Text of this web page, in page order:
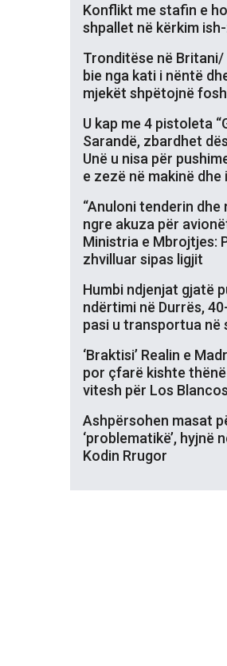
Konflikt me stafin e
shpallet në kërkim
Tronditëse në
bie nga kati i nëntë
mjekët shpëtojnë
U kap me 4 pistoleta
Sarandë, zbardhet
Unë u nisa për
e zezë në makinë dhe
“Anuloni tenderin dhe
ngre akuza për
Ministria e Mbrojtjes:
zhvilluar sipas ligjit
Humbi ndjenjat gjatë
ndërtimi në Durrës,
pasi u transportua në
‘Braktisi’ Realin e
por çfarë kishte
vitesh për Los
Ashpërsohen masat
‘problematikë’, hyjnë
Kodin Rrugor